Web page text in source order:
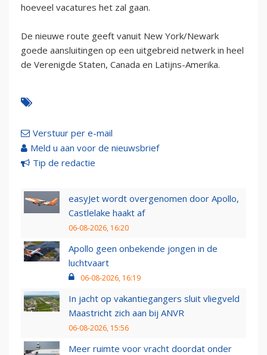
hoeveel vacatures het zal gaan.
De nieuwe route geeft vanuit New York/Newark
goede aansluitingen op een uitgebreid netwerk in heel
de Verenigde Staten, Canada en Latijns-Amerika.
Verstuur per e-mail
Meld u aan voor de nieuwsbrief
Tip de redactie
easyJet wordt overgenomen door Apollo,
Castlelake haakt af
06-08-2026, 16:20
Apollo geen onbekende jongen in de
luchtvaart
06-08-2026, 16:19
In jacht op vakantiegangers sluit vliegveld
Maastricht zich aan bij ANVR
06-08-2026, 15:56
Meer ruimte voor vracht doordat onder